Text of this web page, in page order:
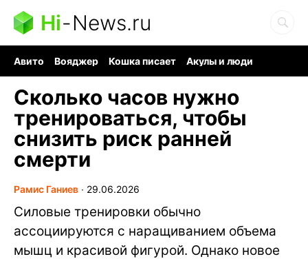
Hi-News.ru
Авито Вояджер Кошка писает
Акулы и люди
Сколько часов нужно
тренироваться, чтобы
снизить риск ранней
смерти
Рамис Ганиев ∙ 29.06.2026
Силовые тренировки обычно
ассоциируются с наращиванием объема
мышц и красивой фигурой. Однако новое